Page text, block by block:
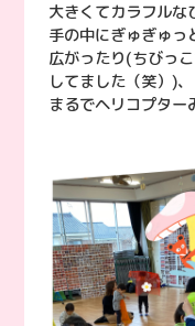
大きくてカラフル
手の中にぎゅぎゅっ
広がったり(ちびっ
してました（笑）)
まるでヘリコプター